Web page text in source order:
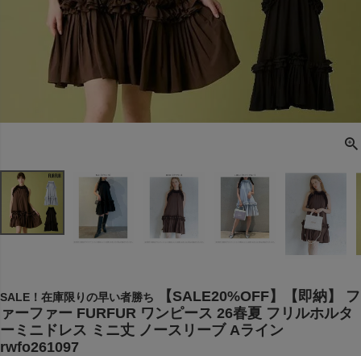
SALE！在庫限りの早い者勝ち
【SALE20%OFF】【即納】 フ
ァーファー FURFUR ワンピース 26春夏 フリルホルタ
ーミニドレス ミニ丈 ノースリーブ Aライン
rwfo261097